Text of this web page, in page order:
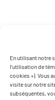
En utilisant notre
l’utilisation de
cookies »). Vous
visite sur notre
subséquentes,
1560 rue
Montréal,